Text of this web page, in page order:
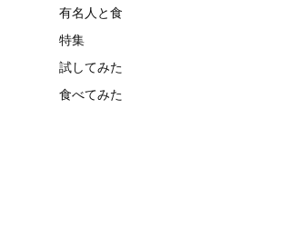
有名人と食
特集
試してみた
食べてみた